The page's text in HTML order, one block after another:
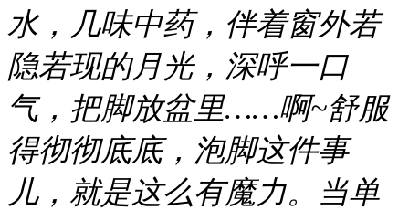
水，几味中药，伴着窗外若
隐若现的月光，深呼一口
气，把脚放盆里……啊~舒服
得彻彻底底，泡脚这件事
儿，就是这么有魔力。当单